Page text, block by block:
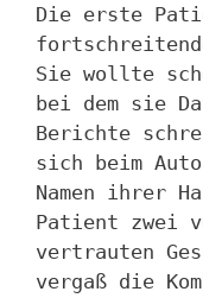
Die erste
Sie wollte
bei dem sie
Berichte
sich beim
Namen ihrer
Patient zwei
vertrauten
vergaß die